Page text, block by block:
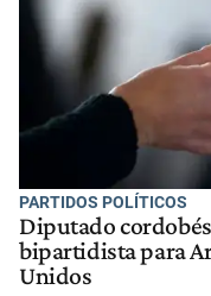
PARTIDOS POLÍTICOS
Diputado
bipartidista para
Unidos